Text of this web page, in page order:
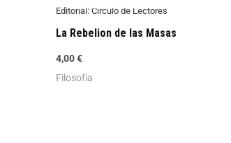
Editorial: Circulo de Lectores
La Rebelion de las Masas
4,00€
Filosofía